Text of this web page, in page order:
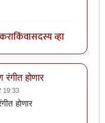
किंवासदस्य व्हा
होणार
19:33
होणार